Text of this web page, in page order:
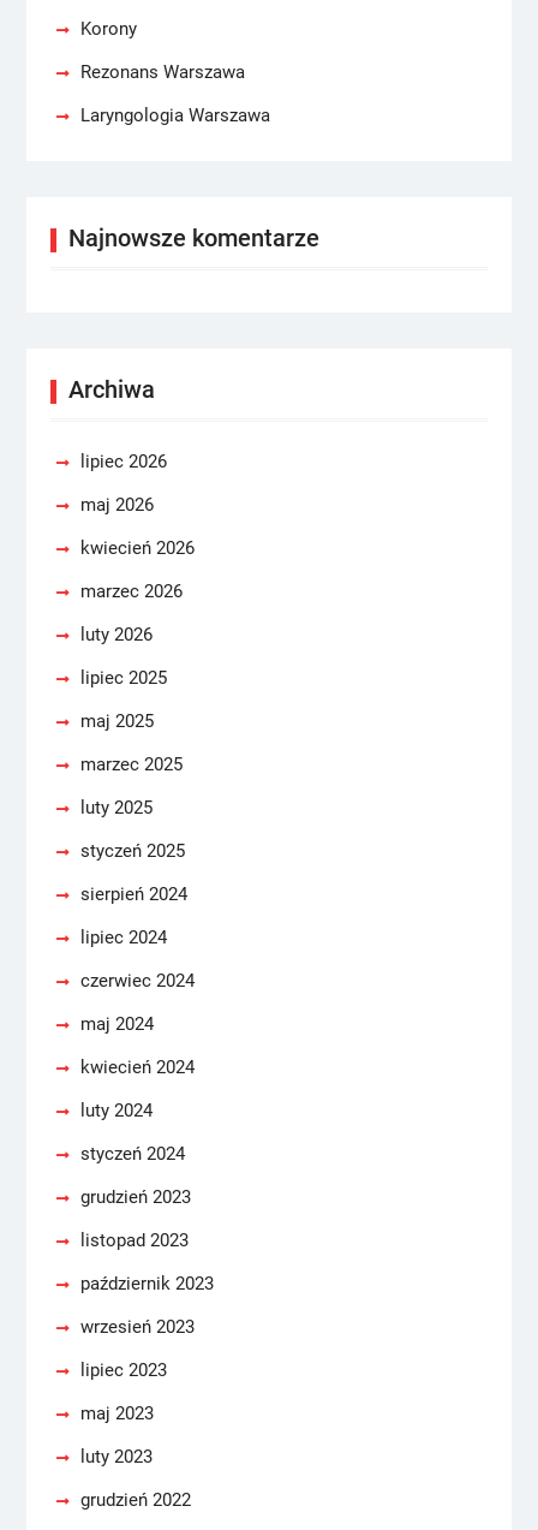
Korony
Rezonans Warszawa
Laryngologia Warszawa
Najnowsze komentarze
Archiwa
lipiec 2026
maj 2026
kwiecień 2026
marzec 2026
luty 2026
lipiec 2025
maj 2025
marzec 2025
luty 2025
styczeń 2025
sierpień 2024
lipiec 2024
czerwiec 2024
maj 2024
kwiecień 2024
luty 2024
styczeń 2024
grudzień 2023
listopad 2023
październik 2023
wrzesień 2023
lipiec 2023
maj 2023
luty 2023
grudzień 2022